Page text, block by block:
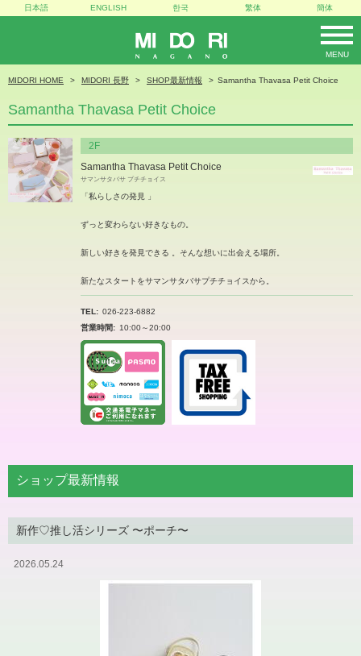
MIDORI
MENU
日本語 ENGLISH 한국 繁体 簡体
MIDORI HOME MIDORI 長野 SHOP最新情報 Samantha Thavasa Petit Choice
Samantha Thavasa Petit Choice
2F
Samantha Thavasa Petit Choice
サマンサタバサ プチチョイス
「私らしさの発見 」
ずっと変わらない好きなもの。
新しい好きを発見できる 。そんな想いに出会える場所。
新たなスタートをサマンサタバサプチチョイスから。
TEL
026-223-6882
営業時間
10:00～20:00
ショップ最新情報
新作♡推し活シリーズ 〜ポーチ〜
2026.05.24